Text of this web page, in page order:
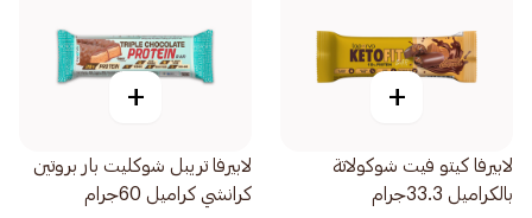
+
لابيرفا كيتو فيت شوكولاتة
بالكراميل 33.3جرام
+
لابيرفا تريبل شوكليت بار بروتين
كرانشي كراميل 60جرام